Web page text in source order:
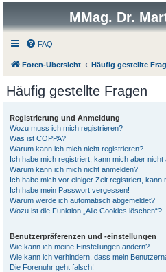
MMag. Dr.
FAQ
Foren-Übersicht Häufig gestellte
Häufig gestellte Fragen
Registrierung und Anmeldung
Wozu muss ich mich registrieren?
Was ist COPPA?
Warum kann ich mich nicht registrieren?
Ich habe mich registriert, kann mich aber nicht
Warum kann ich mich nicht anmelden?
Ich habe mich vor einiger Zeit registriert, kann
Ich habe mein Passwort vergessen!
Warum werde ich automatisch abgemeldet?
Wozu ist die Funktion „Alle Cookies löschen“?
Benutzerpräferenzen und -einstellungen
Wie kann ich meine Einstellungen ändern?
Wie kann ich verhindern, dass mein
Die Forenuhr geht falsch!